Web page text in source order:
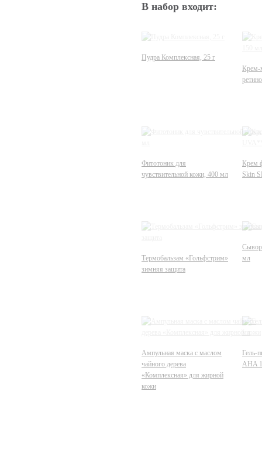
В набор входит:
Пудра Комплексная, 25 г
Крем-
Фитотоник для
чувствительной кожи, 400 мл
Крем
Skin
Термобальзам «Гольфстрим»
зимняя защита
мл
Ампульная маска с маслом
чайного дерева
«Комплексная» для жирной
кожи
Гель-
AHA